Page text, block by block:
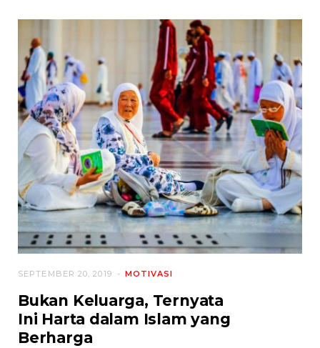
MOTIVASI
SEPTEMBER 20, 2019
Bukan Keluarga, Ternyata
Ini Harta dalam Islam yang
Berharga